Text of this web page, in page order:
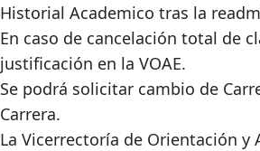
Historial Academico tras la
En caso de cancelación total de
justificación en la VOAE.
Se podrá solicitar cambio de
Carrera.
La Vicerrectoría de Orientación y